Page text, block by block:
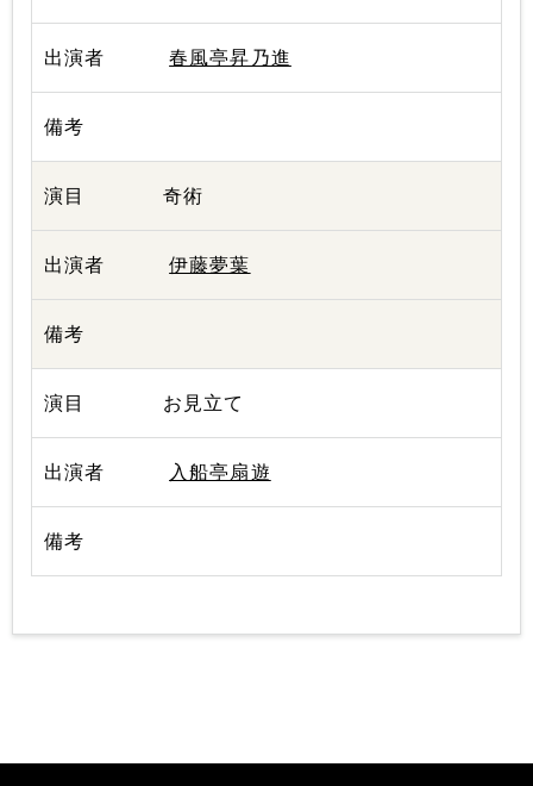
春風亭昇乃進
奇術
伊藤夢葉
お見立て
入船亭扇遊